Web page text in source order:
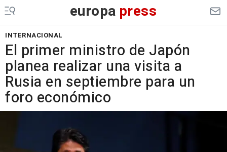
europa press
INTERNACIONAL
El primer ministro de Japón
planea realizar una visita a
Rusia en septiembre para un
foro económico